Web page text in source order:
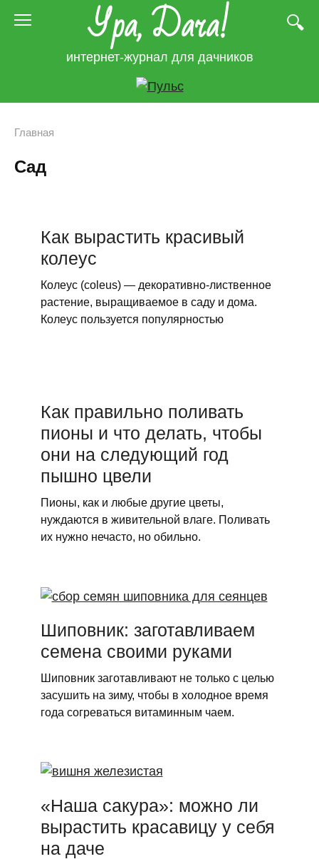
Ура, Дача!
интернет-журнал для дачников
Главная
Сад
Как вырастить красивый
колеус
Колеус (coleus) — декоративно-лиственное
растение, выращиваемое в саду и дома.
Колеус пользуется популярностью
Как правильно поливать
пионы и что делать, чтобы
они на следующий год
пышно цвели
Пионы, как и любые другие цветы,
нуждаются в живительной влаге. Поливать
их нужно нечасто, но обильно.
Шиповник: заготавливаем
семена своими руками
Шиповник заготавливают не только с целью
засушить на зиму, чтобы в холодное время
года согреваться витаминным чаем.
«Наша сакура»: можно ли
вырастить красавицу у себя
на даче